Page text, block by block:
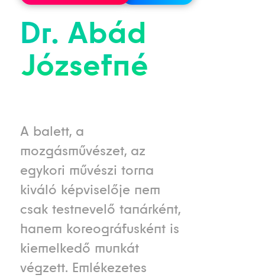
Dr. Abád
Józsefné
A balett, a
mozgásművészet, az
egykori művészi torna
kiváló képviselője nem
csak testnevelő tanárként,
hanem koreográfusként is
kiemelkedő munkát
végzett. Emlékezetes